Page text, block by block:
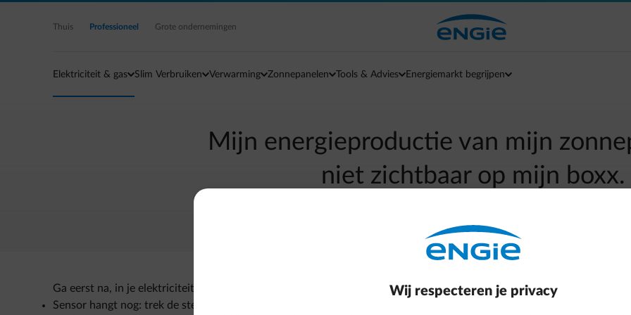
Ga naar de hoofdinhoud
Thuis Professioneel Grote ondernemingen
Elektriciteit & gas Slim Verbruiken Verwarming Zonnepanelen Tools & Advies Energiemarkt begrijpen
Mijn energieproductie van mijn
niet zichtbaar op mijn boxx.
Terug naar contactpagina
Ga eerst na, in je elektriciteitskast/zekeringskast, of de sensor nog steeds hangt op de module die je PV-productie
Sensor hangt nog: trek de stekker van de metermodule waaraan de sensor verbonden is uit het stopcontact
Wij respecteren je privacy